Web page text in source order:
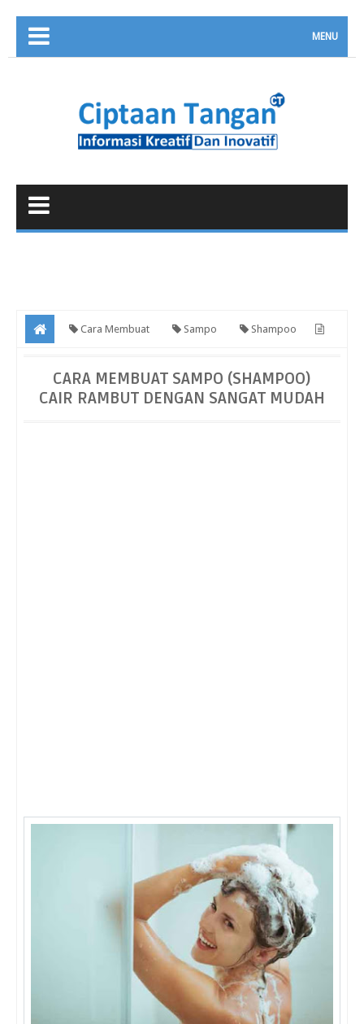
MENU
Cara Membuat Sampo Shampoo
CARA MEMBUAT SAMPO (SHAMPOO)
CAIR RAMBUT DENGAN SANGAT MUDAH